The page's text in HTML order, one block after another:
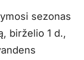
sezonas
birželio 1 d.,